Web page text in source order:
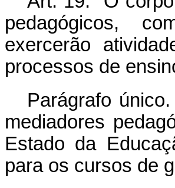
pedagógicos,
exercerão
processos de
Parágrafo
mediadores
Estado da
para os cursos de